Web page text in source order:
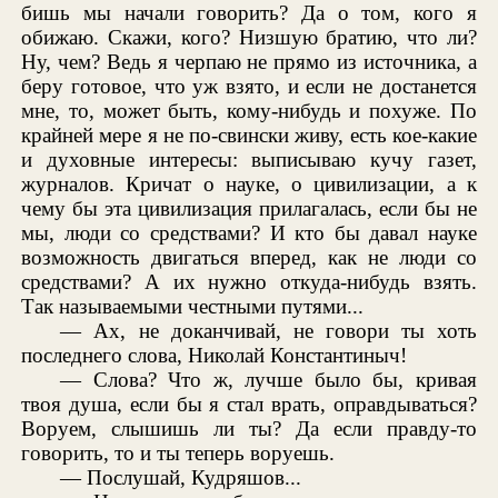
бишь мы начали говорить? Да о том, кого я
обижаю. Скажи, кого? Низшую братию, что ли?
Ну, чем? Ведь я черпаю не прямо из источника, а
беру готовое, что уж взято, и если не достанется
мне, то, может быть, кому-нибудь и похуже. По
крайней мере я не по-свински живу, есть кое-какие
и духовные интересы: выписываю кучу газет,
журналов. Кричат о науке, о цивилизации, а к
чему бы эта цивилизация прилагалась, если бы не
мы, люди со средствами? И кто бы давал науке
возможность двигаться вперед, как не люди со
средствами? А их нужно откуда-нибудь взять.
Так называемыми честными путями...
— Ах, не доканчивай, не говори ты хоть
последнего слова, Николай Константиныч!
— Слова? Что ж, лучше было бы, кривая
твоя душа, если бы я стал врать, оправдываться?
Воруем, слышишь ли ты? Да если правду-то
говорить, то и ты теперь воруешь.
— Послушай, Кудряшов...